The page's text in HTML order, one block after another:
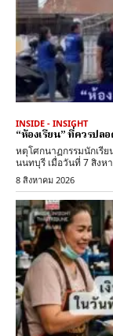
INSIDE - INSIGHT
“ห้องเรียน” ที่ควรป
หตุโศกนาฏกรรมนักเรี
8 สิงหาคม 2026